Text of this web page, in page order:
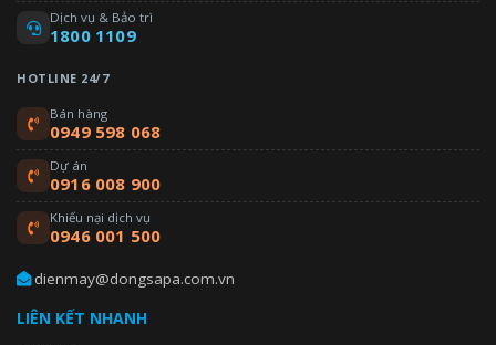
Hỗ trợ nhiều cổng kết nối phổ biến
Dịch vụ & Bảo trì
1800 1109
HOTLINE 24/7
Bán hàng
0949 598 068
Dự án
0916 008 900
Khiếu nại dịch vụ
0946 001 500
dienmay@dongsapa.com.vn
LIÊN KẾT NHANH